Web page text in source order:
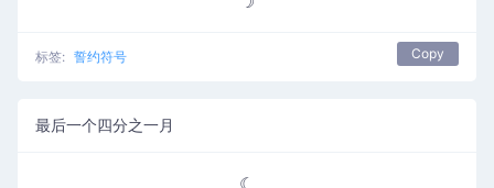
标签: 誓约符号 Copy
最后一个四分之一月
☾